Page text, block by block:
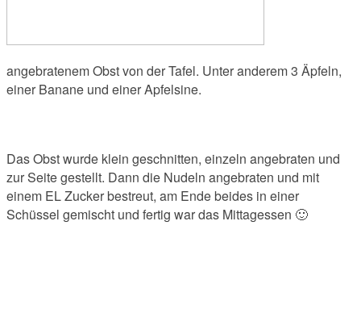
angebratenem Obst von der Tafel. Unter anderem 3 Äpfeln,
einer Banane und einer Apfelsine.
Das Obst wurde klein geschnitten, einzeln angebraten und
zur Seite gestellt. Dann die Nudeln angebraten und mit
einem EL Zucker bestreut, am Ende beides in einer
Schüssel gemischt und fertig war das Mittagessen 🙂